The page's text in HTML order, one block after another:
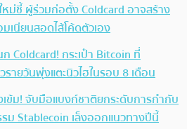
ม่ชี้ ผู้ร่วมก่อตั้ง Coldcard อาจสร้าง
นียนสอดไส้โค้ดตัวเอง
Coldcard! กระเป๋า Bitcoin ที่
รายวันพุ่งแตะนิวไฮในรอบ 8 เดือน
ข้ม! จับมือแบงก์ชาติยกระดับการกำกับ
ม Stablecoin เล็งออกแนวทางปีนี้